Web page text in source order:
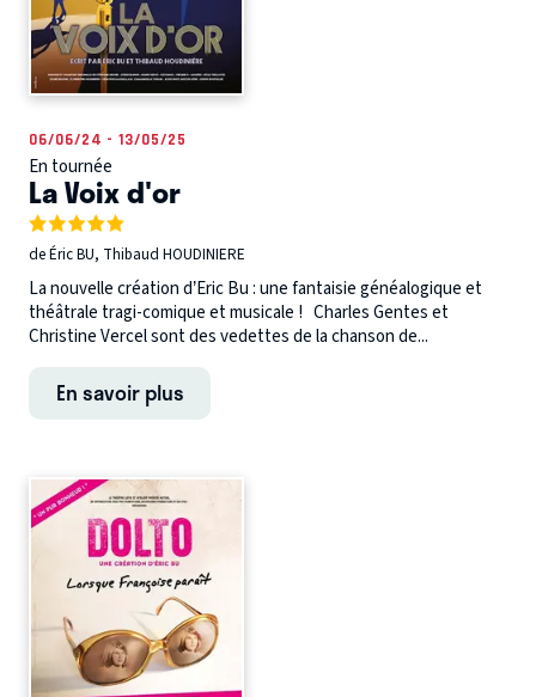
06/06/24 - 13/05/25
En tournée
La Voix d'or
de Éric BU, Thibaud HOUDINIERE
La nouvelle création d’Eric Bu : une fantaisie généalogique et
théâtrale tragi-comique et musicale ! Charles Gentes et
Christine Vercel sont des vedettes de la chanson de...
En savoir plus